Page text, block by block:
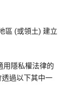
區 (或領土) 建立
用隱私權法律的
過以下其中一